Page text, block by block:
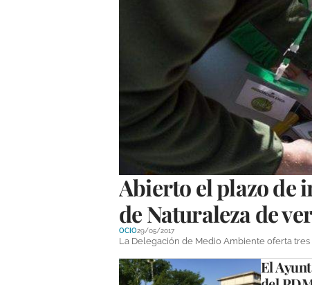
Abierto el plazo de
de Naturaleza de
OCIO29/05/2017
La Delegación de Medio Ambiente oferta
El